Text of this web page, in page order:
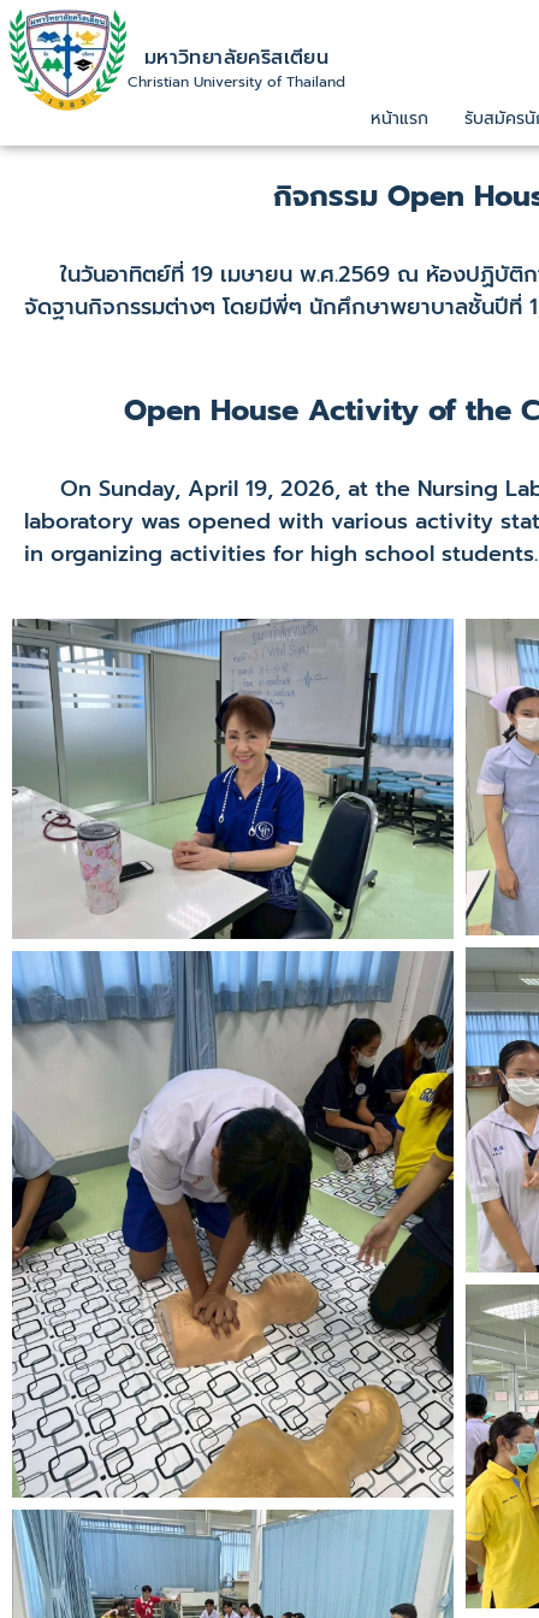
มหาวิทยาลัยคริสเตียน
Christian University of Thailand
หน้าแรก รับสมัคร
กิจกรรม Open
ในวันอาทิตย์ที่ 19 เมษายน พ.ศ.2569 ณ ห้องปฏิบัติก
จัดฐานกิจกรรมต่างๆ โดยมีพี่ๆ นักศึกษาพยาบาลชั้นปีที่
Open House Activity of the
On Sunday, April 19, 2026, at the Nursing
laboratory was opened with various activity
in organizing activities for high school students.